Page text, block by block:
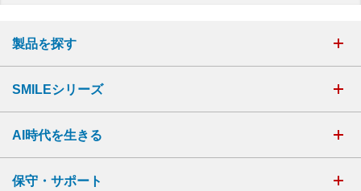
製品を探す
SMILEシリーズ
AI時代を生きる
保守・サポート